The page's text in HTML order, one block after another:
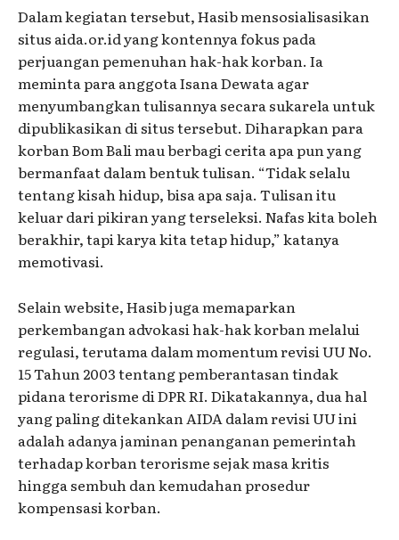
Dalam kegiatan tersebut, Hasib mensosialisasikan
situs aida.or.id yang kontennya fokus pada
perjuangan pemenuhan hak-hak korban. Ia
meminta para anggota Isana Dewata agar
menyumbangkan tulisannya secara sukarela untuk
dipublikasikan di situs tersebut. Diharapkan para
korban Bom Bali mau berbagi cerita apa pun yang
bermanfaat dalam bentuk tulisan. “Tidak selalu
tentang kisah hidup, bisa apa saja. Tulisan itu
keluar dari pikiran yang terseleksi. Nafas kita boleh
berakhir, tapi karya kita tetap hidup,” katanya
memotivasi.
Selain website, Hasib juga memaparkan
perkembangan advokasi hak-hak korban melalui
regulasi, terutama dalam momentum revisi UU No.
15 Tahun 2003 tentang pemberantasan tindak
pidana terorisme di DPR RI. Dikatakannya, dua hal
yang paling ditekankan AIDA dalam revisi UU ini
adalah adanya jaminan penanganan pemerintah
terhadap korban terorisme sejak masa kritis
hingga sembuh dan kemudahan prosedur
kompensasi korban.